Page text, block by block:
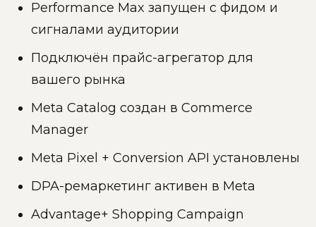
Performance Max запущен с фидом и
сигналами аудитории
Подключён прайс-агрегатор для
вашего рынка
Meta Catalog создан в Commerce
Manager
Meta Pixel + Conversion API установлены
DPA-ремаркетинг активен в Meta
Advantage+ Shopping Campaign